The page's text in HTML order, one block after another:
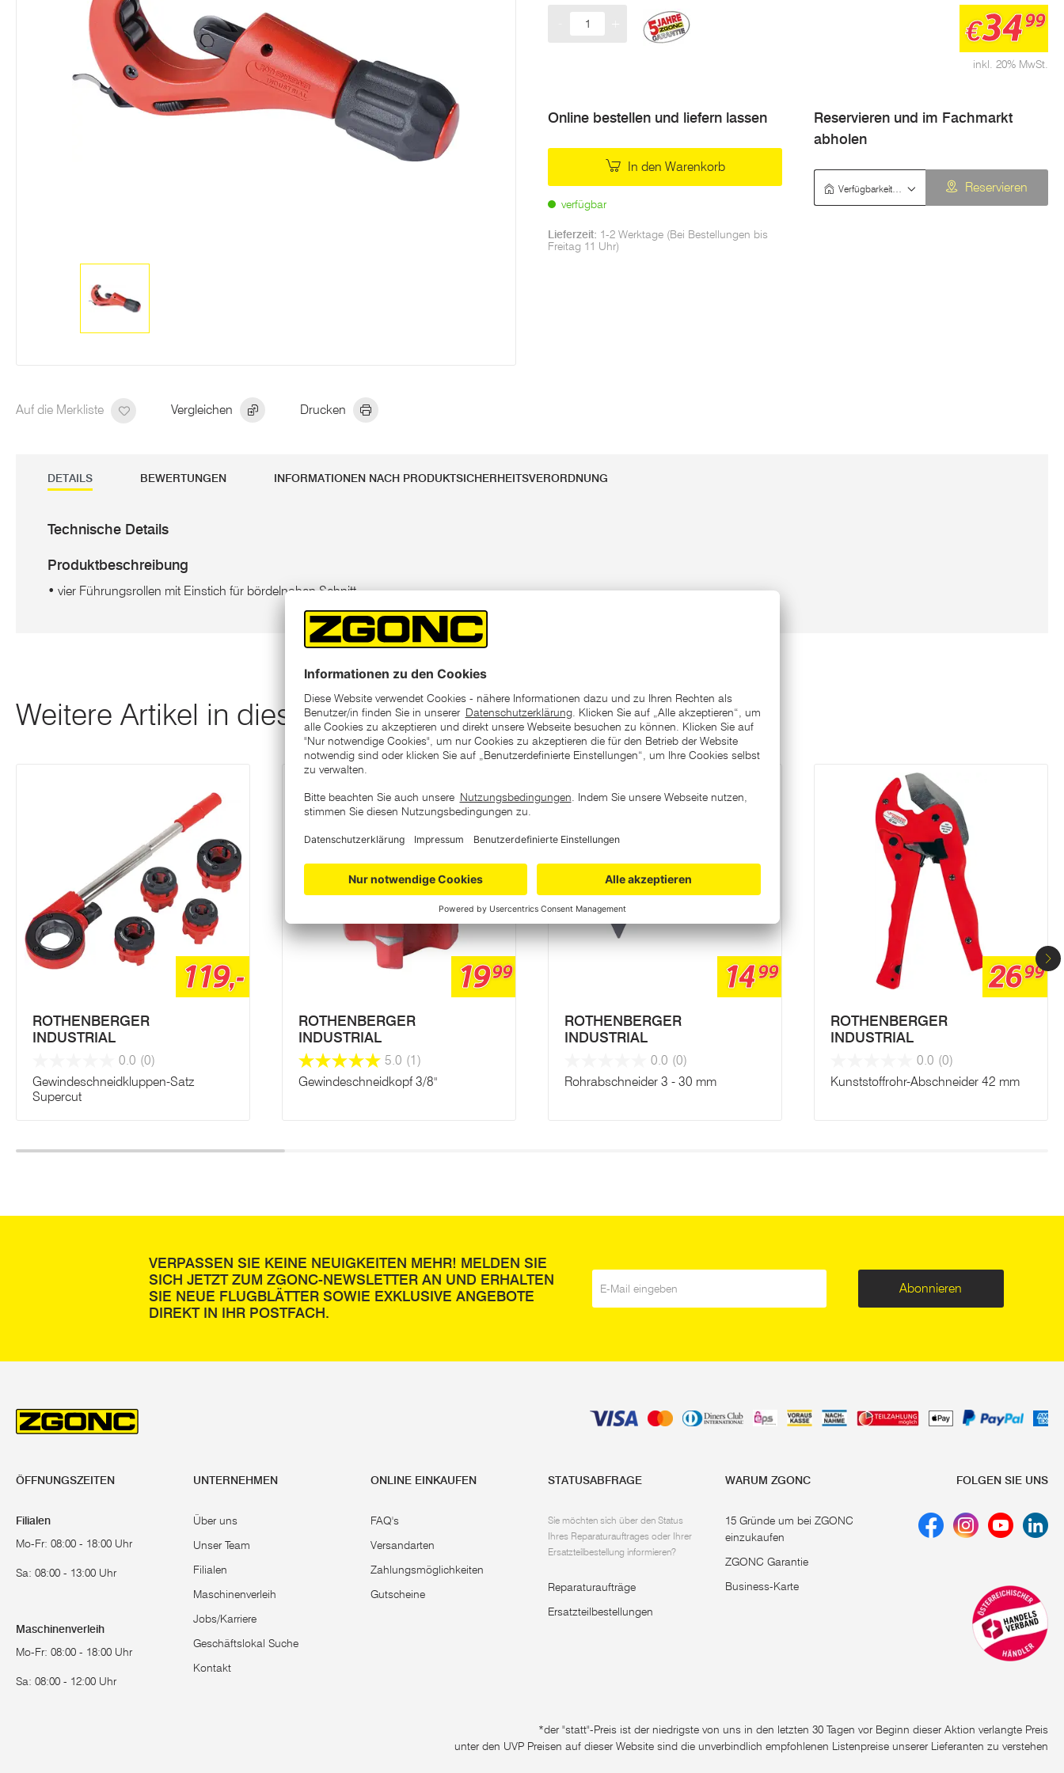
Auf die Merkliste Vergleichen Drucken
inkl. 20% MwSt.
€3499
Online bestellen und liefern lassen
In den Warenkorb
verfügbar
Lieferzeit: 1-2 Werktage (Bei Bestellungen bis
Freitag 11 Uhr)
Reservieren und im Fachmarkt
abholen
Reservieren
DETAILS BEWERTUNGEN INFORMATIONEN NACH PRODUKTSICHERHEITSVERORDNUNG
Technische Details
Produktbeschreibung
• vier Führungsrollen mit Einstich für bördelnahen Schnitt
Weitere Artikel in dieser Kategorie
119,-
ROTHENBERGER
INDUSTRIAL
0.0 (0)
Gewindeschneidkluppen-Satz
Supercut
1999
ROTHENBERGER
INDUSTRIAL
5.0 (1)
Gewindeschneidkopf 3/8"
1499
ROTHENBERGER
INDUSTRIAL
0.0 (0)
Rohrabschneider 3 - 30 mm
2699
ROTHENBERGER
INDUSTRIAL
0.0 (0)
Kunststoffrohr-Abschneider 42 mm
VERPASSEN SIE KEINE NEUIGKEITEN MEHR! MELDEN SIE
SICH JETZT ZUM ZGONC-NEWSLETTER AN UND ERHALTEN
SIE NEUE FLUGBLÄTTER SOWIE EXKLUSIVE ANGEBOTE
DIREKT IN IHR POSTFACH.
Abonnieren
ÖFFNUNGSZEITEN
Filialen
Mo-Fr: 08:00 - 18:00 Uhr
Sa: 08:00 - 13:00 Uhr
Maschinenverleih
Mo-Fr: 08:00 - 18:00 Uhr
Sa: 08:00 - 12:00 Uhr
UNTERNEHMEN
Über uns
Unser Team
Filialen
Maschinenverleih
Jobs/Karriere
Geschäftslokal Suche
Kontakt
ONLINE EINKAUFEN
FAQ's
Versandarten
Zahlungsmöglichkeiten
Gutscheine
STATUSABFRAGE
Sie möchten sich über den Status
Ihres Reparaturauftrages oder Ihrer
Ersatzteilbestellung informieren?
Reparaturaufträge
Ersatzteilbestellungen
WARUM ZGONC
15 Gründe um bei ZGONC
einzukaufen
ZGONC Garantie
Business-Karte
FOLGEN SIE UNS
*der "statt"-Preis ist der niedrigste von uns in den letzten 30 Tagen vor Beginn dieser Aktion verlangte Preis
unter den UVP Preisen auf dieser Website sind die unverbindlich empfohlenen Listenpreise unserer Lieferanten zu verstehen